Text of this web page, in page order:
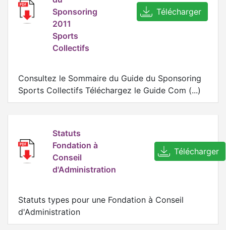
Sponsoring
2011
Sports
Collectifs
Télécharger
Consultez le Sommaire du Guide du Sponsoring
Sports Collectifs Téléchargez le Guide Com (...)
Statuts
Fondation à
Conseil
d'Administration
Télécharger
Statuts types pour une Fondation à Conseil
d'Administration